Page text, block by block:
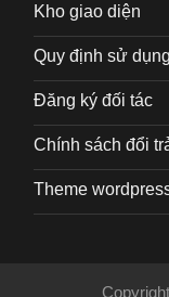
Kho giao diện
Quy định sử dụng
Đăng ký đối tác
Chính sách đổi
Theme